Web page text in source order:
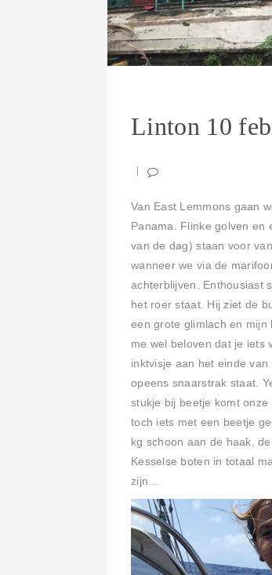
Linton 10
Van East Lemmons gaan
Panama. Flinke golven en
van de dag) staan voor
wanneer we via de
achterblijven. Enthousiast
het roer staat. Hij ziet de
een grote glimlach en mijn
me wel beloven dat je iets
inktvisje aan het einde
opeens snaarstrak staat.
stukje bij beetje komt
toch iets met een beetje
kg schoon aan de haak,
Kesselse boten in totaal
zijn…